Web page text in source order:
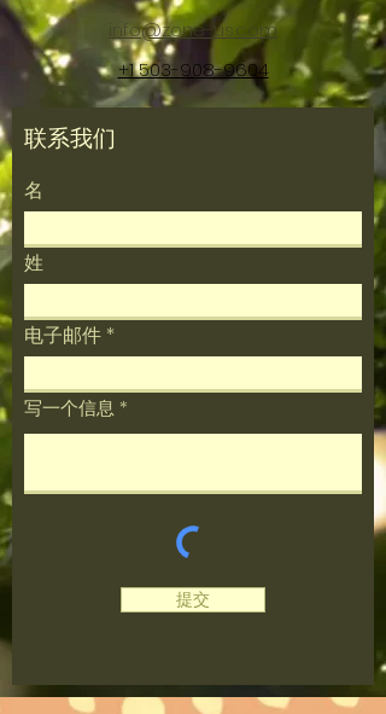
info@zone-us.com
+1 503-908-9604
联系我们
名
姓
电子邮件
写一个信息
提交